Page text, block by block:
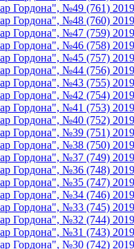
Гордона", №49 (761)
Гордона", №48 (760)
Гордона", №47 (759)
Гордона", №46 (758)
Гордона", №45 (757)
Гордона", №44 (756)
Гордона", №43 (755)
Гордона", №42 (754)
Гордона", №41 (753)
Гордона", №40 (752)
Гордона", №39 (751)
Гордона", №38 (750)
Гордона", №37 (749)
Гордона", №36 (748)
Гордона", №35 (747)
Гордона", №34 (746)
Гордона", №33 (745)
Гордона", №32 (744)
Гордона", №31 (743)
Гордона", №30 (742)